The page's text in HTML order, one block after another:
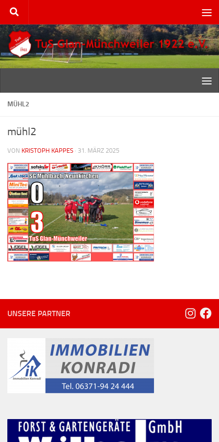
Zum Inhalt springen
MÜHL2
mühl2
VON KRISTOPH KAPPES · 31. MÄRZ 2025
UNSERE PARTNER